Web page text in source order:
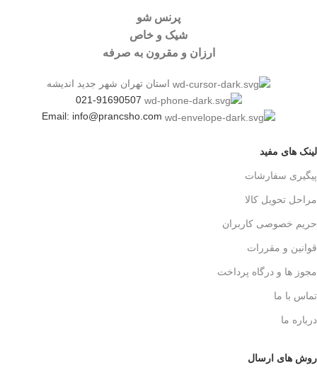
پرنس شو
شیک و خاص
ارزان و مقرون به صرفه
استان تهران شهر جدید اندیشه
021-91690507
Email: info@prancsho.com
لینک های مفید
پیگیری سفارشات
مراحل تحویل کالا
حریم خصوصی کاربران
قوانین و مقررات
مجوز ها و درگاه پرداخت
تماس با ما
درباره ما
روش های ارسال